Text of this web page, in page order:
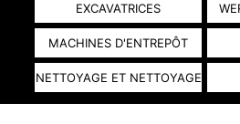
EXCAVATRICES
MACHINES D'ENTREPÔT
NETTOYAGE ET NETTOYAGE